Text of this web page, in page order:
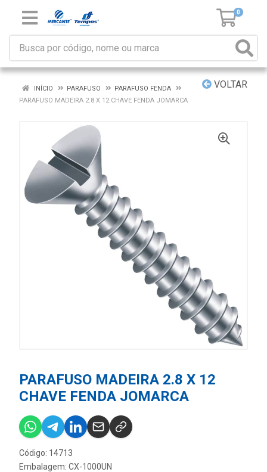
0
VOLTAR
INÍCIO PARAFUSO
PARAFUSO FENDA
PARAFUSO MADEIRA 2.8 X 12 CHAVE FENDA JOMARCA
PARAFUSO MADEIRA 2.8 X 12
CHAVE FENDA JOMARCA
Código: 14713
Embalagem: CX-1000UN